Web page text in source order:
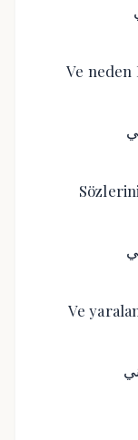
Ve neden
Ve